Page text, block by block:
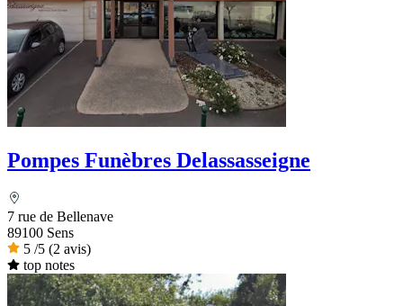
Pompes Funèbres Delassasseigne
7 rue de Bellenave
89100 Sens
5 /5 (2 avis)
top notes